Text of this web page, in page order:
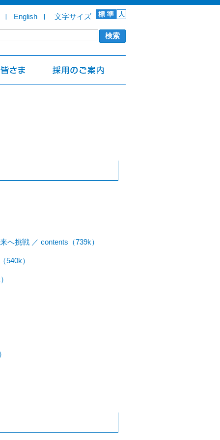
English 文字サイズ
挑戦 ／ contents（739k）
540k）